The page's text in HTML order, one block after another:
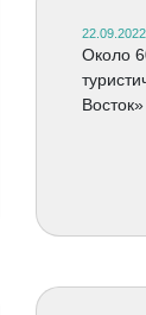
22.09.2022
Около
Восток»